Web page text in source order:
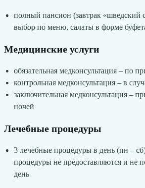
полный пансион (завтрак «шведский
выбор по меню, салаты в форме
Медицинские услуги
обязательная медконсультация – по
контрольная медконсультация – в
заключительная медконсультация –
ночей
Лечебные процедуры
3 лечебные процедуры в день (пн –
процедуры не предоставляются и не
день